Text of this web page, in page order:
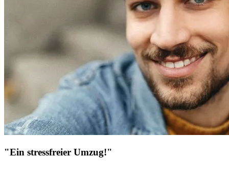
"Ein stressfreier Umzug!"